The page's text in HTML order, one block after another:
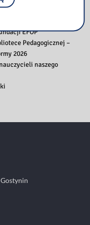
EFOP
Pedagogicznej –
2026
naszego